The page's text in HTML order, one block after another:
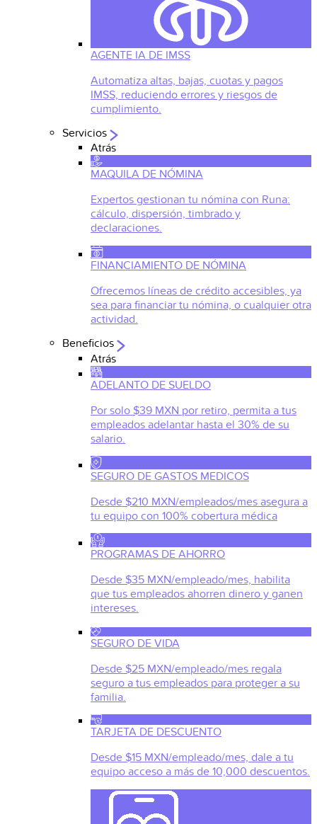
AGENTE IA DE IMSS
Automatiza altas, bajas, cuotas y pagos
IMSS, reduciendo errores y riesgos de
cumplimiento.
Servicios
Atrás
MAQUILA DE NÓMINA
Expertos gestionan tu nómina con Runa:
cálculo, dispersión, timbrado y
declaraciones.
FINANCIAMIENTO DE NÓMINA
Ofrecemos líneas de crédito accesibles, ya
sea para financiar tu nómina, o cualquier otra
actividad.
Beneficios
Atrás
ADELANTO DE SUELDO
Por solo $39 MXN por retiro, permita a tus
empleados adelantar hasta el 30% de su
salario.
SEGURO DE GASTOS MEDICOS
Desde $210 MXN/empleados/mes asegura a
tu equipo con 100% cobertura médica
PROGRAMAS DE AHORRO
Desde $35 MXN/empleado/mes, habilita
que tus empleados ahorren dinero y ganen
intereses.
SEGURO DE VIDA
Desde $25 MXN/empleado/mes regala
seguro a tus empleados para proteger a su
familia.
TARJETA DE DESCUENTO
Desde $15 MXN/empleado/mes, dale a tu
equipo acceso a más de 10,000 descuentos.